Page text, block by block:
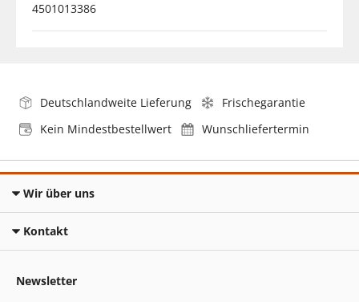
4501013386
Deutschlandweite Lieferung
Frischegarantie
Kein Mindestbestellwert
Wunschliefertermin
Wir über uns
Kontakt
Newsletter